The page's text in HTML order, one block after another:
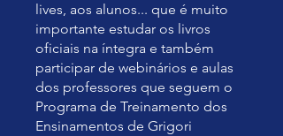
lives, aos alunos... que é muito
importante estudar os livros
oficiais na íntegra e também
participar de webinários e aulas
dos professores que seguem o
Programa de Treinamento dos
Ensinamentos de Grigori